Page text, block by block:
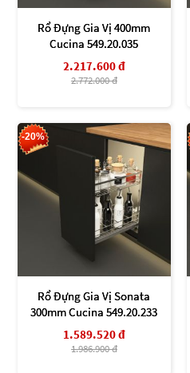
Rổ Đựng Gia Vị 400mm
Cucina 549.20.035
2.217.600 đ
2.772.000 đ
-20%
Rổ Đựng Gia Vị Sonata
300mm Cucina 549.20.233
1.589.520 đ
1.986.900 đ